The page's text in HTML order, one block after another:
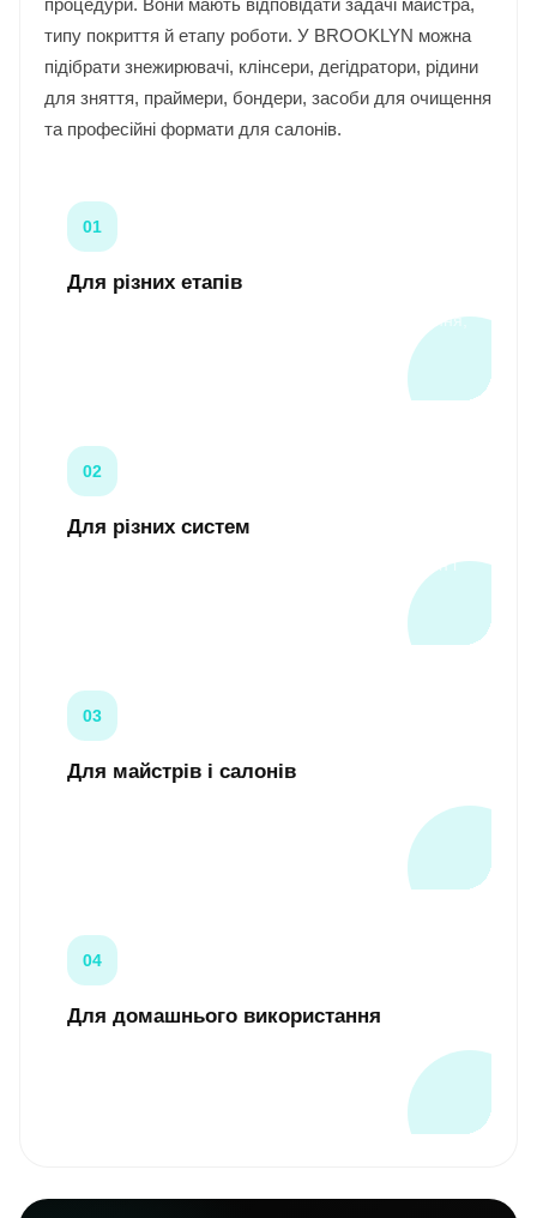
процедури. Вони мають відповідати задачі майстра,
типу покриття й етапу роботи. У BROOKLYN можна
підібрати знежирювачі, клінсери, дегідратори, рідини
для зняття, праймери, бондери, засоби для очищення
та професійні формати для салонів.
01
Для різних етапів
Підготовка, знежирення, адгезія, фініш, очищення,
02
Для різних систем
Лак, гель-лак, база, топ, гель, акрилгель, дизайн і
03
Для майстрів і салонів
04
Для домашнього використання